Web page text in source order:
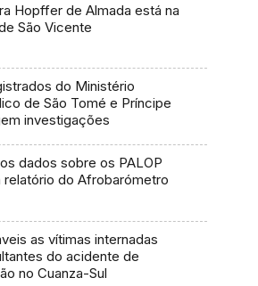
Hopffer de Almada está na
São Vicente
do Ministério
de São Tomé e Príncipe
investigações
dados sobre os PALOP
relatório do Afrobarómetro
as vítimas internadas
do acidente de
no Cuanza-Sul